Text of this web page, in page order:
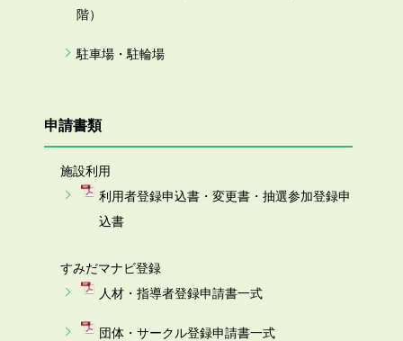
階）
駐車場・駐輪場
申請書類
施設利用
利用者登録申込書・変更書・抽選参加登録申
込書
すみだマナビ登録
人材・指導者登録申請書一式
団体・サークル登録申請書一式